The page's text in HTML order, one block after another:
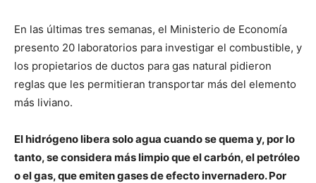
En las últimas tres semanas, el Ministerio de Economía
presento 20 laboratorios para investigar el combustible, y
los propietarios de ductos para gas natural pidieron
reglas que les permitieran transportar más del elemento
más liviano.
El hidrógeno libera solo agua cuando se quema y, por lo
tanto, se considera más limpio que el carbón, el petróleo
o el gas, que emiten gases de efecto invernadero. Por